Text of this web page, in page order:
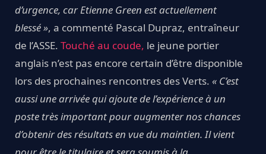
d’urgence, car Etienne Green est actuellement
blessé », a commenté Pascal Dupraz, entraîneur
de l’ASSE. Touché au coude, le jeune portier
anglais n’est pas encore certain d’être disponible
lors des prochaines rencontres des Verts. « C’est
aussi une arrivée qui ajoute de l’expérience à un
poste très important pour augmenter nos chances
d’obtenir des résultats en vue du maintien. Il vient